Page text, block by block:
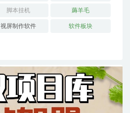
脚本挂机 薅羊毛
视屏制作软件 软件板块